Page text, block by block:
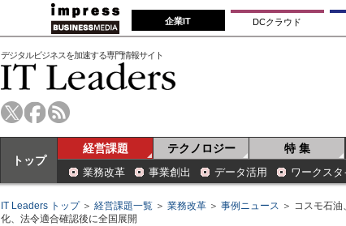
企業IT DCクラウド
デジタルビジネスを加速する専門情報サイト
トップ
経営課題 テクノロジー 特 集
業務改革 事業創出 データ活用 ワークスタ
IT Leaders トップ＞ 経営課題一覧 ＞ 業務改革 ＞ 事例ニュース ＞ コスモ石
化、法令適合確認後に全国展開